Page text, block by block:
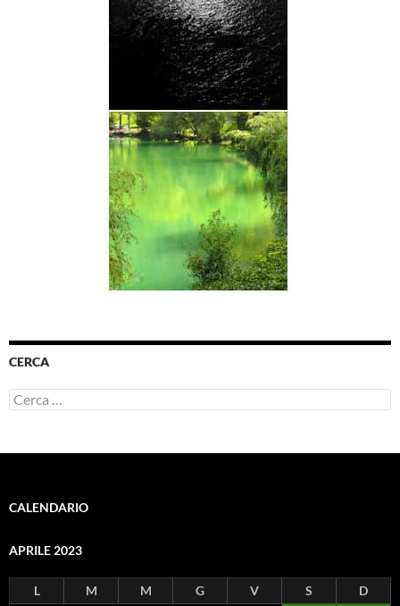
CERCA
Ricerca
per:
CALENDARIO
APRILE 2023
L M M G V S
D